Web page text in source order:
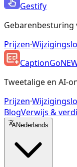
Gestify
Prijzen·
CaptionGo
Tweetalige en AI-
Prijzen·
BlogVerwijs &
Nederlands